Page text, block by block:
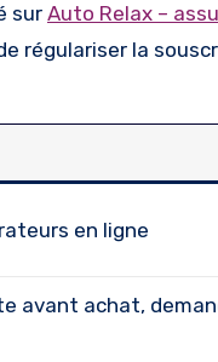
sur Auto Relax –
régulariser la
en ligne
avant achat,